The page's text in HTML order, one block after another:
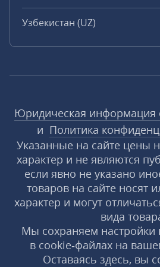
Узбекистан (UZ)
Юридическая информация
и Политика
Указанные на сайте цены
характер и не являются
если явно не указано
товаров на сайте носят
характер и могут
вида
Мы сохраняем настройки
в cookie‑файлах на
Оставаясь здесь, вы